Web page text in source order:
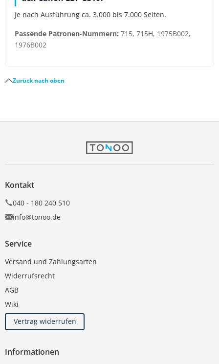
Je nach Ausführung ca. 3.000 bis 7.000 Seiten.
Passende Patronen-Nummern: 715, 715H, 1975B002,
1976B002
Zurück nach oben
Kontakt
040 - 180 240 510
info@tonoo.de
Service
Versand und Zahlungsarten
Widerrufsrecht
AGB
Wiki
Vertrag widerrufen
Informationen